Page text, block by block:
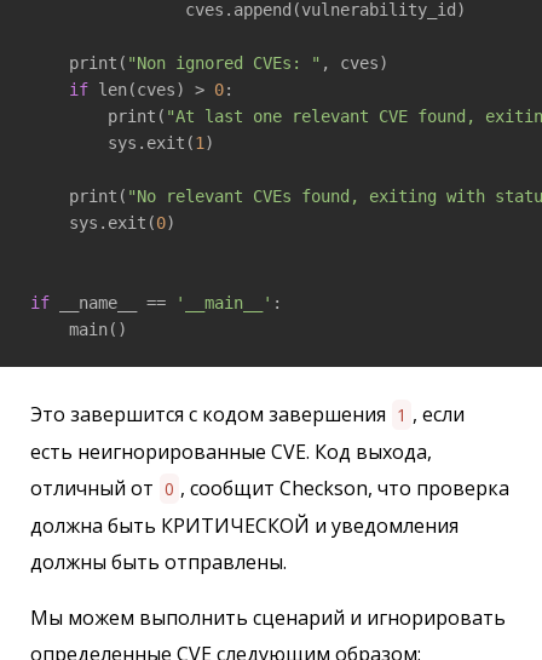
                cves.append(vulnerability_id)
    print(
"Non ignored CVEs: " , cves)
if len(cves) > 0:
        print(
"At last one relevant CVE found,
        sys.exit(
1 )
    print(
"No relevant CVEs found, exiting with
    sys.exit(
0)
if __name__ == '__main__' :
    main()
Это завершится с кодом завершения 1 , если
есть неигнорированные CVE. Код выхода,
отличный от 0 , сообщит Checkson, что проверка
должна быть КРИТИЧЕСКОЙ и уведомления
должны быть отправлены.
Мы можем выполнить сценарий и игнорировать
определенные CVE следующим образом: